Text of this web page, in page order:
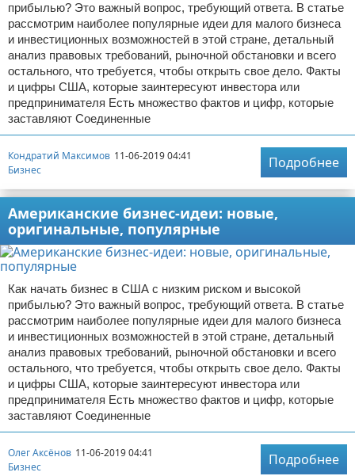
прибылью? Это важный вопрос, требующий ответа. В статье
рассмотрим наиболее популярные идеи для малого бизнеса
и инвестиционных возможностей в этой стране, детальный
анализ правовых требований, рыночной обстановки и всего
остального, что требуется, чтобы открыть свое дело. Факты
и цифры США, которые заинтересуют инвестора или
предпринимателя Есть множество фактов и цифр, которые
заставляют Соединенные
Кондратий Максимов 11-06-2019 04:41
Бизнес
Подробнее
Американские бизнес-идеи: новые,
оригинальные, популярные
Как начать бизнес в США с низким риском и высокой
прибылью? Это важный вопрос, требующий ответа. В статье
рассмотрим наиболее популярные идеи для малого бизнеса
и инвестиционных возможностей в этой стране, детальный
анализ правовых требований, рыночной обстановки и всего
остального, что требуется, чтобы открыть свое дело. Факты
и цифры США, которые заинтересуют инвестора или
предпринимателя Есть множество фактов и цифр, которые
заставляют Соединенные
Олег Аксёнов 11-06-2019 04:41
Бизнес
Подробнее